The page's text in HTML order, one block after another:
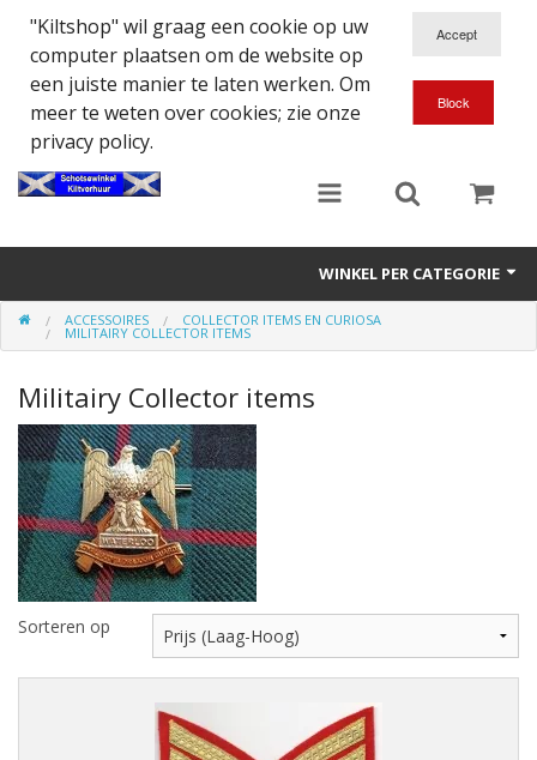
"Kiltshop" wil graag een cookie op uw
computer plaatsen om de website op
een juiste manier te laten werken. Om
meer te weten over cookies; zie onze
privacy policy.
WINKEL PER CATEGORIE
Accessoires
Eten en Drinken
Kilt - Kleding
Highland Titles
Verhuur
AFGEPRIJST - UITVERKOOP
ACCESSOIRES COLLECTOR ITEMS EN CURIOSA
MILITAIRY COLLECTOR ITEMS
Militairy Collector items
Sorteren op